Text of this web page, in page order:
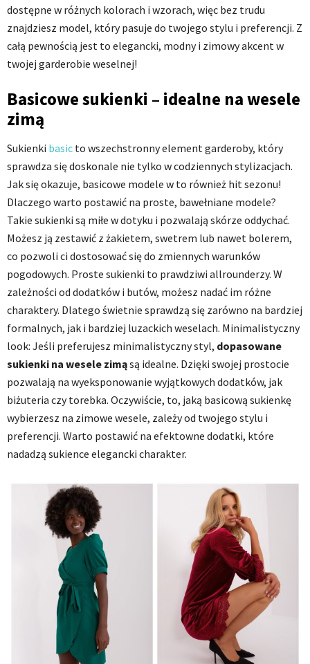
dostępne w różnych kolorach i wzorach, więc bez trudu
znajdziesz model, który pasuje do twojego stylu i preferencji. Z
całą pewnością jest to elegancki, modny i zimowy akcent w
twojej garderobie weselnej!
Basicowe sukienki – idealne na wesele
zimą
Sukienki basic to wszechstronny element garderoby, który
sprawdza się doskonale nie tylko w codziennych stylizacjach.
Jak się okazuje, basicowe modele w to również hit sezonu!
Dlaczego warto postawić na proste, bawełniane modele?
Takie sukienki są miłe w dotyku i pozwalają skórze oddychać.
Możesz ją zestawić z żakietem, swetrem lub nawet bolerem,
co pozwoli ci dostosować się do zmiennych warunków
pogodowych. Proste sukienki to prawdziwi allrounderzy. W
zależności od dodatków i butów, możesz nadać im różne
charaktery. Dlatego świetnie sprawdzą się zarówno na bardziej
formalnych, jak i bardziej luzackich weselach. Minimalistyczny
look: Jeśli preferujesz minimalistyczny styl, dopasowane
sukienki na wesele zimąsą idealne. Dzięki swojej prostocie
pozwalają na wyeksponowanie wyjątkowych dodatków, jak
biżuteria czy torebka. Oczywiście, to, jaką basicową sukienkę
wybierzesz na zimowe wesele, zależy od twojego stylu i
preferencji. Warto postawić na efektowne dodatki, które
nadadzą sukience elegancki charakter.